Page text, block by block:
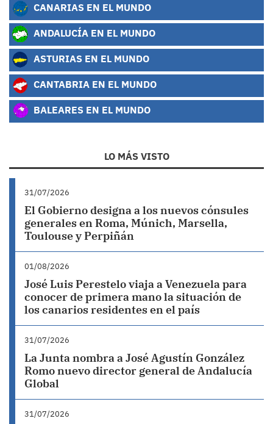
CANARIAS EN EL MUNDO
ANDALUCÍA EN EL MUNDO
ASTURIAS EN EL MUNDO
CANTABRIA EN EL MUNDO
BALEARES EN EL MUNDO
LO MÁS VISTO
31/07/2026
El Gobierno designa a los nuevos cónsules
generales en Roma, Múnich, Marsella,
Toulouse y Perpiñán
01/08/2026
José Luis Perestelo viaja a Venezuela para
conocer de primera mano la situación de
los canarios residentes en el país
31/07/2026
La Junta nombra a José Agustín González
Romo nuevo director general de Andalucía
Global
31/07/2026